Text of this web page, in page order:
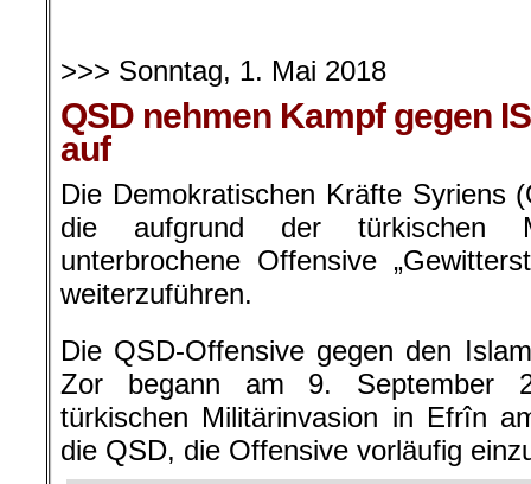
>>> Sonntag, 1. Mai 2018
QSD nehmen Kampf gegen
auf
Die Demokratischen Kräfte Syriens
die aufgrund der türkischen
unterbrochene Offensive
weiterzuführen.
Die QSD-Offensive gegen den
Zor begann am 9. September
türkischen Militärinvasion in Efrîn
die QSD, die Offensive vorläufig